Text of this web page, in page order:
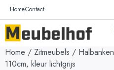
HomeContact
Home / Zitmeubels / Halbanken
110cm, kleur lichtgrijs